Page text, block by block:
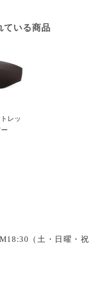
ている商品
レッ
（土・日曜・祝